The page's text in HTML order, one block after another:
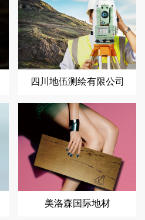
四川地伍测绘有限公司
美洛森国际地材